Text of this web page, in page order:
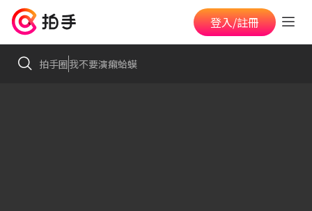
登入/註冊
拍手圈我不要演癩蛤蟆